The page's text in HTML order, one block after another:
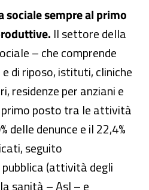
sociale sempre al primo
Il settore della
– che comprende
di riposo, istituti, cliniche
residenze per anziani e
primo posto tra le attività
delle denunce e il 22,4%
seguito
(attività degli
sanità – Asl – e